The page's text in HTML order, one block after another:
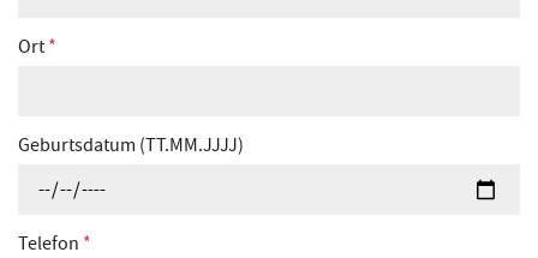
Ort *
Geburtsdatum (TT.MM.JJJJ)
Telefon *